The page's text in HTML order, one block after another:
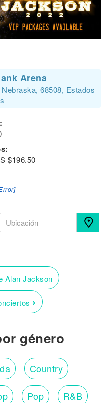
Arena
68508, Estados
$196.50
Alan Jackson
›
género
Country
Pop R&B